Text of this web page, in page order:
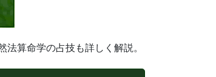
算命学の占技も詳しく解説。